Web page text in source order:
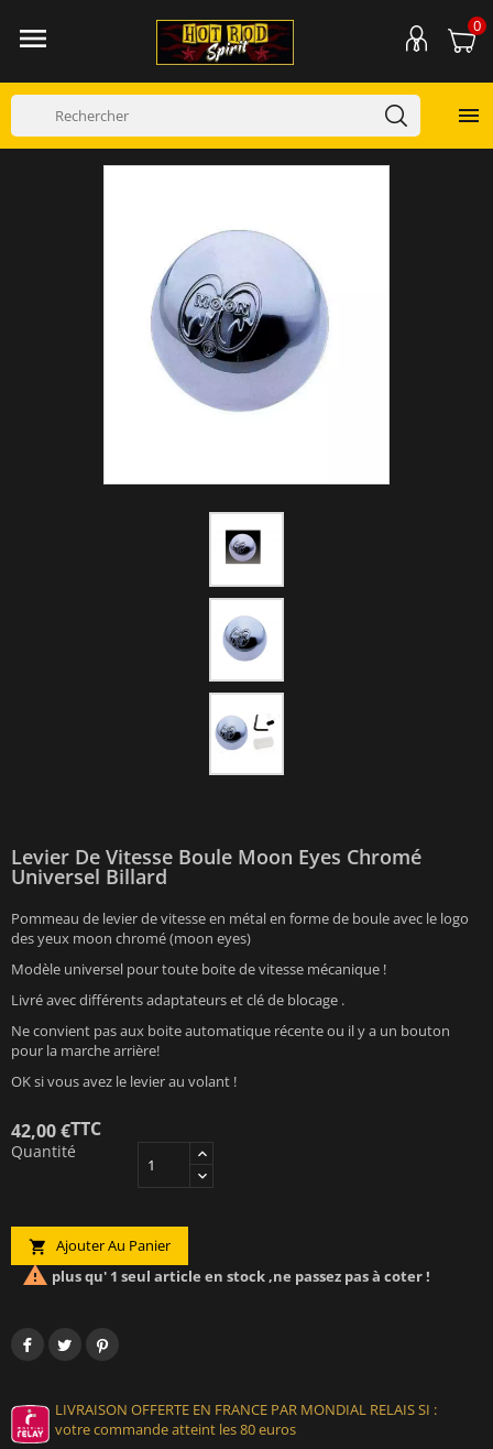
 0

Levier De Vitesse Boule Moon Eyes Chromé
Universel Billard
Pommeau de levier de vitesse en métal en forme de boule avec le logo
des yeux moon chromé (moon eyes)
Modèle universel pour toute boite de vitesse mécanique !
Livré avec différents adaptateurs et clé de blocage .
Ne convient pas aux boite automatique récente ou il y a un bouton
pour la marche arrière!
OK si vous avez le levier au volant !
42,00 €TTC
Quantité
 Ajouter Au Panier
 plus qu' 1 seul article en stock ,ne passez pas à coter !
LIVRAISON OFFERTE EN FRANCE PAR MONDIAL RELAIS SI :
votre commande atteint les 80 euros